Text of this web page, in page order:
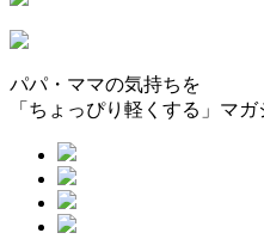
パパ・ママの気持ちを
「ちょっぴり軽くする」マガ